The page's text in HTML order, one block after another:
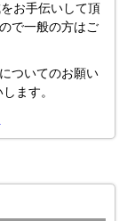
お手伝いして頂
で一般の方はご
ついてのお願い
ます。